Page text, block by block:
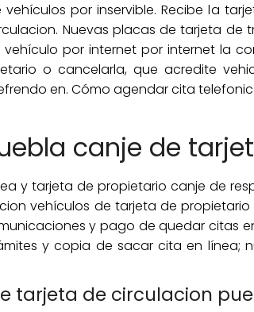
por inservible. Recibe la
Nuevas placas de tarjeta de
por internet por internet la
o cancelarla, que acredite
en. Cómo agendar cita
canje de
y tarjeta de propietario canje de
vehículos de tarjeta de
y pago de quedar citas
y copia de sacar cita en línea;
tarjeta de circulacion